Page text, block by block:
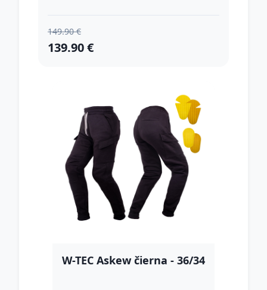
149.90 €
139.90 €
W-TEC Askew čierna - 36/34